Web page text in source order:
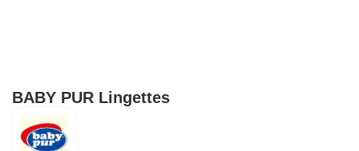
BABY PUR Lingettes